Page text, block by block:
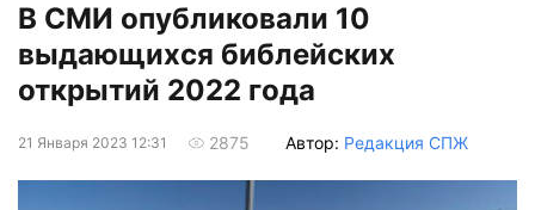
В СМИ опубликовали 10
выдающихся библейских
открытий 2022 года
21 Января 2023 12:31 2875 Автор: Редакция СПЖ